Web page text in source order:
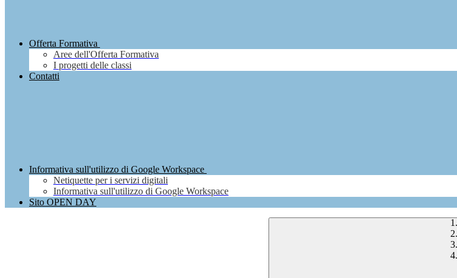
Offerta Formativa
Aree dell'Offerta Formativa
I progetti delle classi
Contatti
Informativa sull'utilizzo di Google Workspace
Netiquette per i servizi digitali
Informativa sull'utilizzo di Google Workspace
Sito OPEN DAY